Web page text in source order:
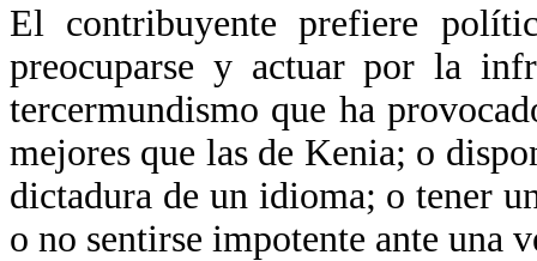
El contribuyente prefiere
preocuparse y actuar por la
tercermundismo que ha
mejores que las de Kenia; o
dictadura de un idioma; o tener
o no sentirse impotente ante una